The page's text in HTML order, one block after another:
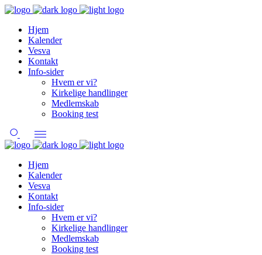
Hjem
Kalender
Vesva
Kontakt
Info-sider
Hvem er vi?
Kirkelige handlinger
Medlemskab
Booking test
Hjem
Kalender
Vesva
Kontakt
Info-sider
Hvem er vi?
Kirkelige handlinger
Medlemskab
Booking test